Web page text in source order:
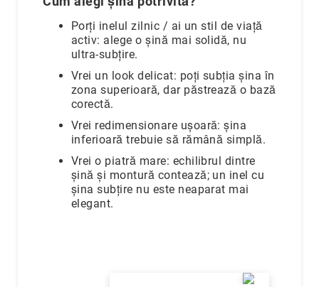
Piercing
Broșe
Butoni
Lanțuri
Alege
piatra
principală
Diamant
Rubin
Safir
Smarald
Porți inelul zilnic / ai un stil de viață
activ: alege o șină mai solidă, nu
ultra-subțire.
Vrei un look delicat: poți subția șina în
zona superioară, dar păstrează o bază
corectă.
Vrei redimensionare ușoară: șina
inferioară trebuie să rămână simplă.
Vrei o piatră mare: echilibrul dintre
șină și montură contează; un inel cu
șina subțire nu este neaparat mai
elegant.